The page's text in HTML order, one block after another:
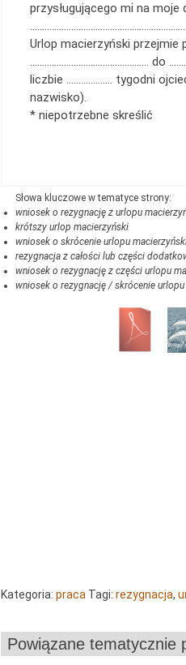
przysługującego mi na moje
Urlop macierzyński przejmie
…………………………………………. do
liczbie ………………. tygodni
nazwisko).
* niepotrzebne skreślić
wniosek o rezygnację z urlopu
krótszy urlop macierzyński
wniosek o skrócenie urlopu
rezygnacja z całości lub części
wniosek o rezygnację z części urlopu
wniosek o rezygnację / skrócenie
Kategoria: praca Tagi: rezygnacja,
Powiązane tematycznie